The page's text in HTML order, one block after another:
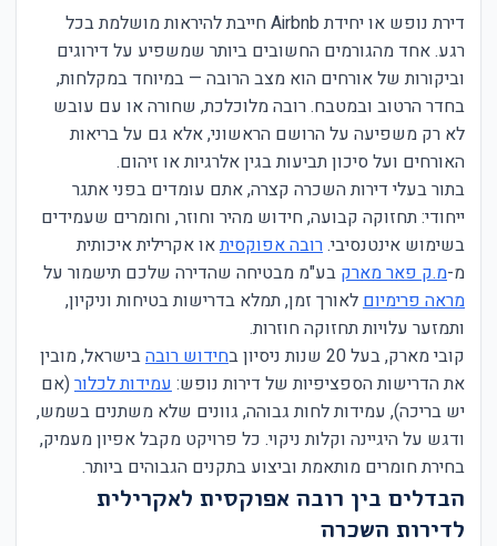
דירת נופש או יחידת Airbnb חייבת להיראות מושלמת בכל
רגע. אחד מהגורמים החשובים ביותר שמשפיע על דירוגים
וביקורות של אורחים הוא מצב הרובה — במיוחד במקלחות,
בחדר הרטוב ובמטבח. רובה מלוכלכת, שחורה או עם עובש
לא רק משפיעה על הרושם הראשוני, אלא גם על בריאות
האורחים ועל סיכון תביעות בגין אלרגיות או זיהום.
בתור בעלי דירות השכרה קצרה, אתם עומדים בפני אתגר
ייחודי: תחזוקה קבועה, חידוש מהיר וחוזר, וחומרים שעמידים
בשימוש אינטנסיבי.רובה אפוקסיתאו אקרילית איכותית
מ-מ.ק פאר מארק בע"מ מבטיחה שהדירה שלכם תישמור על
מראה פרימיום לאורך זמן, תמלא בדרישות בטיחות וניקיון,
ותמזער עלויות תחזוקה חוזרות.
קובי מארק, בעל 20 שנות ניסיון ב
חידוש רובהבישראל, מובין
את הדרישות הספציפיות של דירות נופש: עמידות לכלור (אם
יש בריכה), עמידות לחות גבוהה, גוונים שלא משתנים בשמש,
ודגש על היגיינה וקלות ניקוי. כל פרויקט מקבל אפיון מעמיק,
בחירת חומרים מותאמת וביצוע בתקנים הגבוהים ביותר.
הבדלים בין רובה אפוקסית לאקרילית
לדירות השכרה